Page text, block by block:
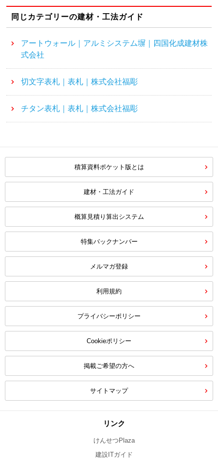
同じカテゴリーの建材・工法ガイド
アートウォール｜アルミシステム塀｜四国化成建材株
式会社
切文字表札｜表札｜株式会社福彫
チタン表札｜表札｜株式会社福彫
積算資料ポケット版とは
建材・工法ガイド
概算見積り算出システム
特集バックナンバー
メルマガ登録
利用規約
プライバシーポリシー
Cookieポリシー
掲載ご希望の方へ
サイトマップ
リンク
けんせつPlaza
建設ITガイド